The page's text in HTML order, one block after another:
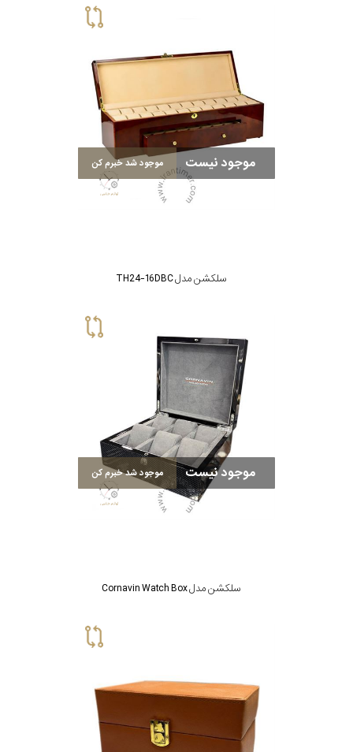
موجود نیست موجود شد خبرم کن
سلکشن مدل TH24-16DBC
موجود نیست موجود شد خبرم کن
سلکشن مدل Cornavin Watch Box